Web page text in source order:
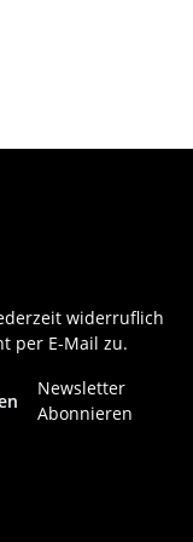
widerruflich
per E-Mail zu.
Newsletter
Abonnieren